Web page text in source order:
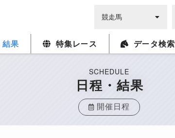
果 特集レース データ検索
SCHEDULE
日程・結果
開催日程